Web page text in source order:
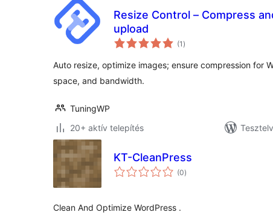
Resize Control – Compress
upload
(1 értékelés
összesen
)
Auto resize, optimize images; ensure compression for
space, and bandwidth.
TuningWP
20+ aktív telepítés
KT-CleanPress
(0értékelés
összesen
)
Clean And Optimize WordPress .